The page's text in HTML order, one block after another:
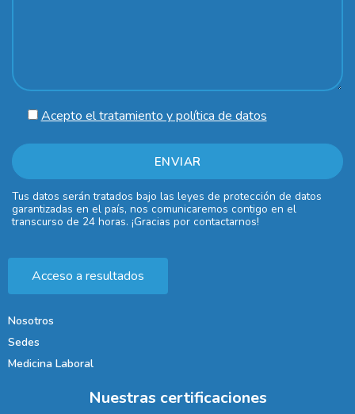
Acepto el tratamiento y política de datos
Tus datos serán tratados bajo las leyes de protección de datos
garantizadas en el país, nos comunicaremos contigo en el
transcurso de 24 horas. ¡Gracias por contactarnos!
Acceso a resultados
Nosotros
Sedes
Medicina Laboral
Nuestras certificaciones